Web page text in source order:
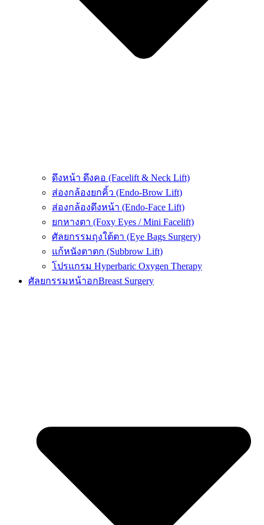
ดึงหน้า ดึงคอ (Facelift & Neck Lift)
ส่องกล้องยกคิ้ว (Endo-Brow Lift)
ส่องกล้องดึงหน้า (Endo-Face Lift)
ยกหางตา (Foxy Eyes / Mini Facelift)
ศัลยกรรมถุงใต้ตา (Eye Bags Surgery)
แก้หนังตาตก (Subbrow Lift)
โปรแกรม Hyperbaric Oxygen Therapy
ศัลยกรรมหน้าอกBreast Surgery